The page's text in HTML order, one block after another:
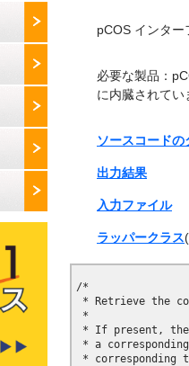
pCOS インタ
必要な製品：
に内臓されてい
ソースコードの
出力結果
入力ファイル
ラッパークラス
/*
* Retrieve the
*
* If present, the
* a
* corresponding